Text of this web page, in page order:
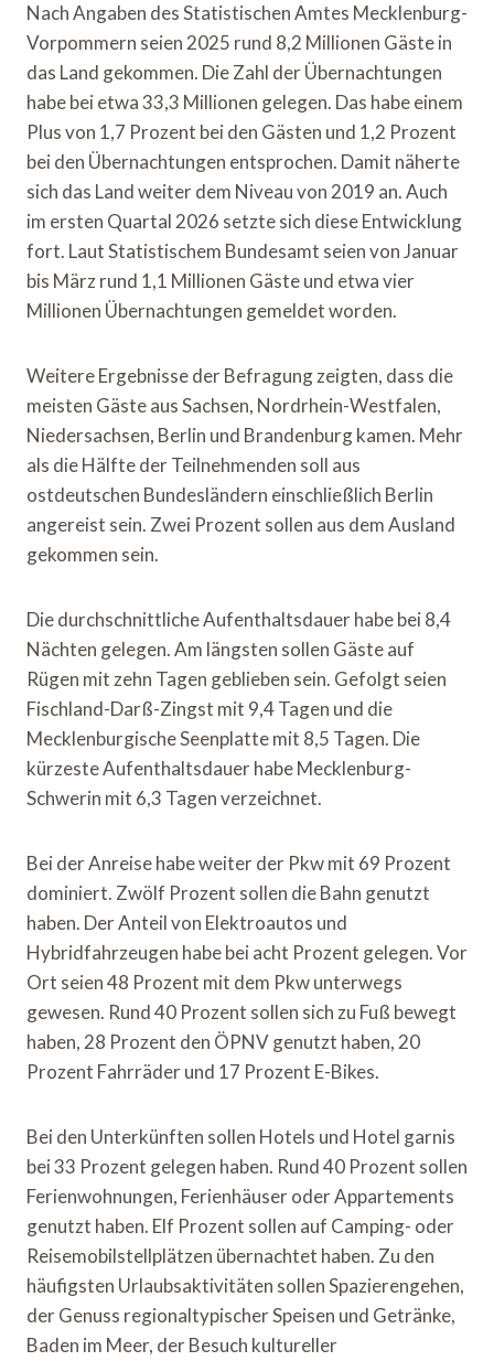
Nach Angaben des Statistischen Amtes Mecklenburg-
Vorpommern seien 2025 rund 8,2 Millionen Gäste in
das Land gekommen. Die Zahl der Übernachtungen
habe bei etwa 33,3 Millionen gelegen. Das habe einem
Plus von 1,7 Prozent bei den Gästen und 1,2 Prozent
bei den Übernachtungen entsprochen. Damit näherte
sich das Land weiter dem Niveau von 2019 an. Auch
im ersten Quartal 2026 setzte sich diese Entwicklung
fort. Laut Statistischem Bundesamt seien von Januar
bis März rund 1,1 Millionen Gäste und etwa vier
Millionen Übernachtungen gemeldet worden.
Weitere Ergebnisse der Befragung zeigten, dass die
meisten Gäste aus Sachsen, Nordrhein-Westfalen,
Niedersachsen, Berlin und Brandenburg kamen. Mehr
als die Hälfte der Teilnehmenden soll aus
ostdeutschen Bundesländern einschließlich Berlin
angereist sein. Zwei Prozent sollen aus dem Ausland
gekommen sein.
Die durchschnittliche Aufenthaltsdauer habe bei 8,4
Nächten gelegen. Am längsten sollen Gäste auf
Rügen mit zehn Tagen geblieben sein. Gefolgt seien
Fischland-Darß-Zingst mit 9,4 Tagen und die
Mecklenburgische Seenplatte mit 8,5 Tagen. Die
kürzeste Aufenthaltsdauer habe Mecklenburg-
Schwerin mit 6,3 Tagen verzeichnet.
Bei der Anreise habe weiter der Pkw mit 69 Prozent
dominiert. Zwölf Prozent sollen die Bahn genutzt
haben. Der Anteil von Elektroautos und
Hybridfahrzeugen habe bei acht Prozent gelegen. Vor
Ort seien 48 Prozent mit dem Pkw unterwegs
gewesen. Rund 40 Prozent sollen sich zu Fuß bewegt
haben, 28 Prozent den ÖPNV genutzt haben, 20
Prozent Fahrräder und 17 Prozent E-Bikes.
Bei den Unterkünften sollen Hotels und Hotel garnis
bei 33 Prozent gelegen haben. Rund 40 Prozent sollen
Ferienwohnungen, Ferienhäuser oder Appartements
genutzt haben. Elf Prozent sollen auf Camping- oder
Reisemobilstellplätzen übernachtet haben. Zu den
häufigsten Urlaubsaktivitäten sollen Spazierengehen,
der Genuss regionaltypischer Speisen und Getränke,
Baden im Meer, der Besuch kultureller